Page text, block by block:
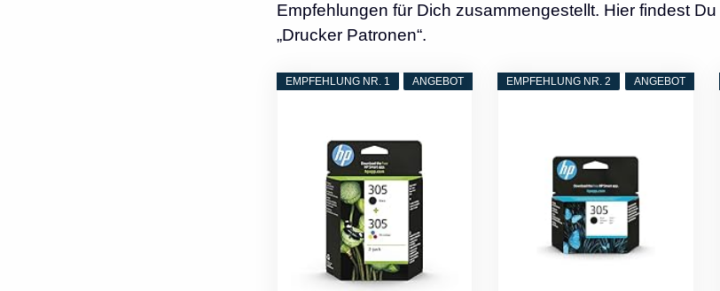
Empfehlungen für Dich zusammengestellt. Hier findest
„Drucker Patronen“.
ANGEBOT
EMPFEHLUNG NR. 1 ANGEBOT
EMPFEHLUNG NR. 2